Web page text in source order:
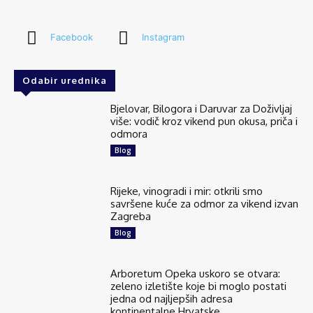
Facebook Instagram
Odabir urednika
Bjelovar, Bilogora i Daruvar za Doživljaj
više: vodič kroz vikend pun okusa, priča i
odmora
Blog
Rijeke, vinogradi i mir: otkrili smo
savršene kuće za odmor za vikend izvan
Zagreba
Blog
Arboretum Opeka uskoro se otvara:
zeleno izletište koje bi moglo postati
jedna od najljepših adresa